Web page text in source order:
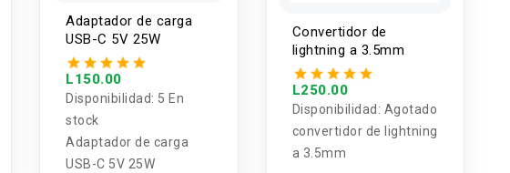
Adaptador de carga
USB-C 5V 25W
L150.00
Disponibilidad: 5 En
stock
Adaptador de carga
USB-C 5V 25W
Convertidor de
lightning a 3.5mm
L250.00
Disponibilidad: Agotado
convertidor de lightning
a 3.5mm